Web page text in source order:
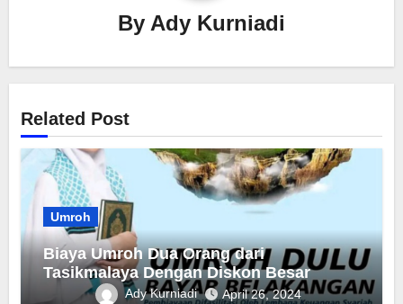
By Ady Kurniadi
Related Post
Umroh
Biaya Umroh Dua Orang dari
Tasikmalaya Dengan Diskon Besar
Ady Kurniadi April 26, 2024